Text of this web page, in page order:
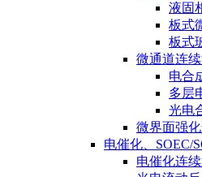
液固
板式
板式
微通道连
电合
多层
光电
微界面强
电催化、SOEC/
电催化连